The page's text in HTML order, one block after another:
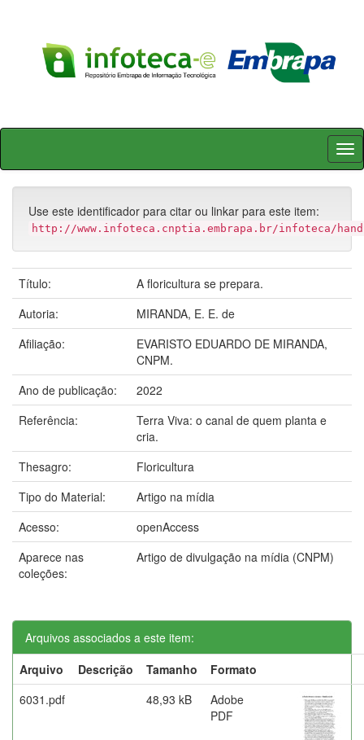
Skip
Use este identificador para citar ou linkar para este item:
http://www.infoteca.cnptia.embrapa.br/infoteca/
Título:
A floricultura se prepara.
Autoria:
MIRANDA, E. E. de
Afiliação:
EVARISTO EDUARDO DE MIRANDA,
CNPM.
Ano de publicação:
2022
Referência:
Terra Viva: o canal de quem planta e
cria.
Thesagro:
Floricultura
Tipo do Material:
Artigo na mídia
Acesso:
openAccess
Aparece nas
coleções:
Artigo de divulgação na mídia (CNPM)
Arquivos associados a este item:
Arquivo
Descrição Tamanho
Formato
6031.pdf
48,93 kB
Adobe
PDF